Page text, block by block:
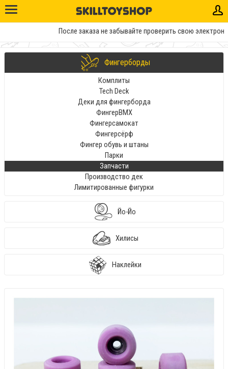
После заказа не забывайте проверить свою
Фингерборды
Комплиты
Tech Deck
Деки для фингерборда
ФингерBMX
Фингерсамокат
Фингерсёрф
Фингер обувь и штаны
Парки
Запчасти
Производство дек
Лимитированные фигурки
Йо-Йо
Хилисы
Наклейки